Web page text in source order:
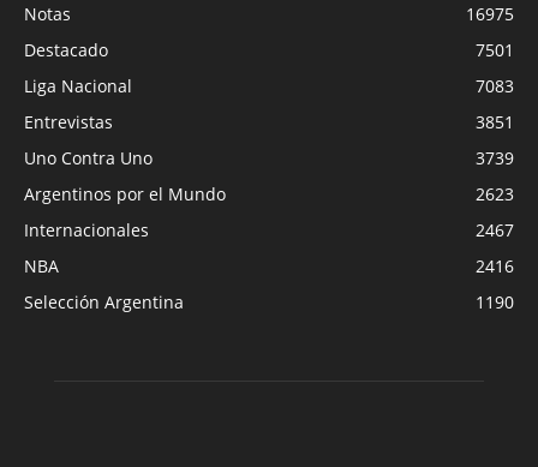
Notas
16975
Destacado
7501
Liga Nacional
7083
Entrevistas
3851
Uno Contra Uno
3739
Argentinos por el Mundo
2623
Internacionales
2467
NBA
2416
Selección Argentina
1190